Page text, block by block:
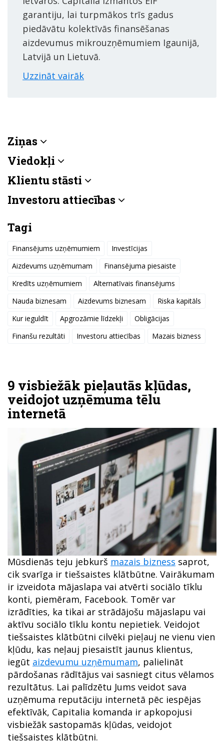
garantiju, lai turpmākos trīs gadus
piedāvātu kolektīvās finansēšanas
aizdevumus mikrouzņēmumiem Igaunijā,
Latvijā un Lietuvā.
Uzzināt vairāk
9 visbiežāk pieļautās kļūdas,
veidojot uzņēmuma tēlu
internetā
Mūsdienās teju jebkurš mazais bizness saprot,
cik svarīga ir tiešsaistes klātbūtne. Vairākumam
ir izveidota mājaslapa vai atvērti sociālo tīklu
konti, piemēram, Facebook. Tomēr var
izrādīties, ka tikai ar strādājošu mājaslapu vai
aktīvu sociālo tīklu kontu nepietiek. Veidojot
tiešsaistes klātbūtni cilvēki pieļauj ne vienu vien
kļūdu, kas neļauj piesaistīt jaunus klientus,
iegūt aizdevumu uzņēmumam, palielināt
pārdošanas rādītājus vai sasniegt citus vēlamos
rezultātus. Lai palīdzētu Jums veidot sava
uzņēmuma reputāciju internetā pēc iespējas
efektīvāk, Capitalia komanda ir apkopojusi
visbiežāk sastopamās kļūdas, veidojot
tiešsaistes klātbūtni.
Ziņas
Viedokļi
Klientu stāsti
Investoru attiecības
Tagi
Finansējums uzņēmumiem
Investīcijas
Aizdevums uzņēmumam
Finansējuma piesaiste
Kredīts uzņēmumiem
Alternatīvais finansējums
Nauda biznesam
Aizdevums biznesam
Riska kapitāls
Kur ieguldīt
Apgrozāmie līdzekļi
Obligācijas
Finanšu rezultāti
Investoru attiecības Mazais bizness